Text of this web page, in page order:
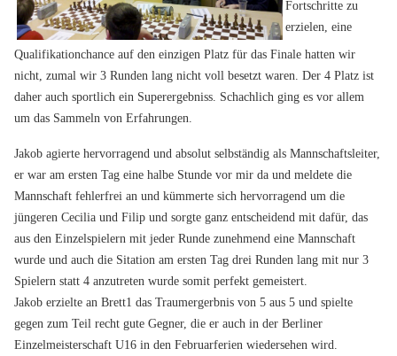
Fortschritte zu
erzielen, eine
Qualifikationchance auf den einzigen Platz für das Finale hatten wir
nicht, zumal wir 3 Runden lang nicht voll besetzt waren. Der 4 Platz ist
daher auch sportlich ein Superergebniss. Schachlich ging es vor allem
um das Sammeln von Erfahrungen.
Jakob agierte hervorragend und absolut selbständig als Mannschaftsleiter,
er war am ersten Tag eine halbe Stunde vor mir da und meldete die
Mannschaft fehlerfrei an und kümmerte sich hervorragend um die
jüngeren Cecilia und Filip und sorgte ganz entscheidend mit dafür, das
aus den Einzelspielern mit jeder Runde zunehmend eine Mannschaft
wurde und auch die Sitation am ersten Tag drei Runden lang mit nur 3
Spielern statt 4 anzutreten wurde somit perfekt gemeistert.
Jakob erzielte an Brett1 das Traumergerbnis von 5 aus 5 und spielte
gegen zum Teil recht gute Gegner, die er auch in der Berliner
Einzelmeisterschaft U16 in den Februarferien wiedersehen wird.